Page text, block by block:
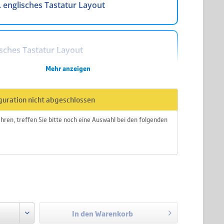
Tastatur Layout
Tastatur Layout
Tastatur Layout
Tastatur Layout
Mehr anzeigen
nicht abgeschlossen
treffen Sie bitte noch eine Auswahl bei den folgenden
In den Warenkorb